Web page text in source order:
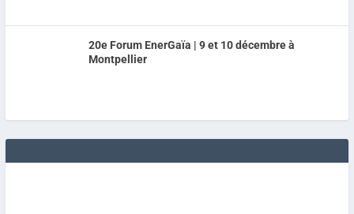
20e Forum EnerGaïa | 9 et 10 décembre à
Montpellier